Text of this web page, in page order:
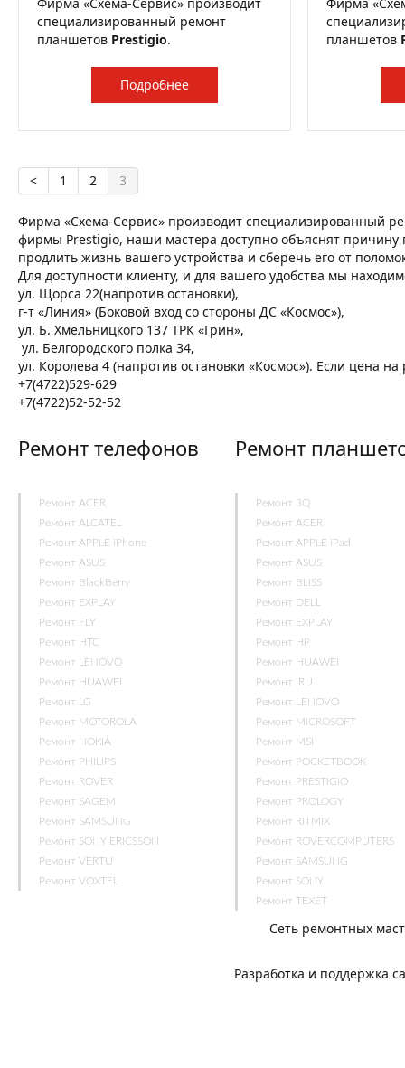
специализированный ремонт
планшетов Prestigio.
Подробнее
планшетов
< 1 2 3
Фирма «Схема-Сервис» производит специализированный
фирмы Prestigio, наши мастера доступно объяснят причину
продлить жизнь вашего устройства и сберечь его от
Для доступности клиенту, и для вашего удобства мы
ул. Щорса 22(напротив остановки),
г-т «Линия» (Боковой вход со стороны ДС «Космос»),
ул. Б. Хмельницкого 137 ТРК «Грин»,
ул. Белгородского полка 34,
ул. Королева 4 (напротив остановки «Космос»). Если цена
+7(4722)529-629
+7(4722)52-52-52
Ремонт телефонов
Ремонт ACER
Ремонт ALCATEL
Ремонт APPLE iPhone
Ремонт ASUS
Ремонт BlackBerry
Ремонт EXPLAY
Ремонт FLY
Ремонт HTC
Ремонт LENOVO
Ремонт HUAWEI
Ремонт LG
Ремонт MOTOROLA
Ремонт NOKIA
Ремонт PHILIPS
Ремонт ROVER
Ремонт SAGEM
Ремонт SAMSUNG
Ремонт SONY ERICSSON
Ремонт VERTU
Ремонт VOXTEL
Ремонт
Ремонт 3Q
Ремонт ACER
Ремонт APPLE iPad
Ремонт ASUS
Ремонт BLISS
Ремонт DELL
Ремонт EXPLAY
Ремонт HP
Ремонт HUAWEI
Ремонт IRU
Ремонт LENOVO
Ремонт MICROSOFT
Ремонт MSI
Ремонт POCKETBOOK
Ремонт PRESTIGIO
Ремонт PROLOGY
Ремонт RITMIX
Ремонт ROVERCOMPUTERS
Ремонт SAMSUNG
Ремонт SONY
Ремонт TEXET
Сеть ремонтных
Разработка и поддержка